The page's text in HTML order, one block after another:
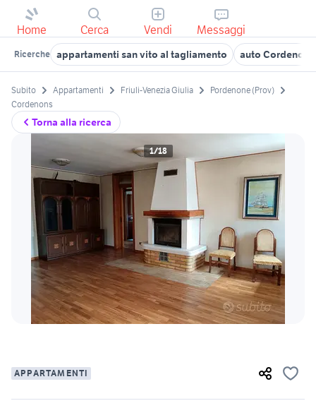
Home Cerca Vendi Messaggi
Ricerche appartamenti san vito al tagliamento auto Cordenons
Torna alla ricerca
Subito Appartamenti Friuli-Venezia Giulia
Pordenone (Prov)
Cordenons
1/18
APPARTAMENTI